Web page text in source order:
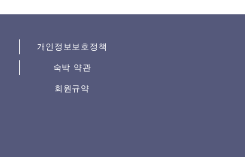
개인정보보호정책
숙박 약관
회원규약